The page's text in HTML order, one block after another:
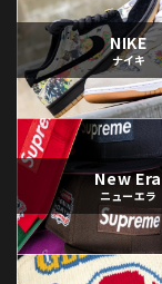
NIKE
ナイキ
New Era
ニューエラ